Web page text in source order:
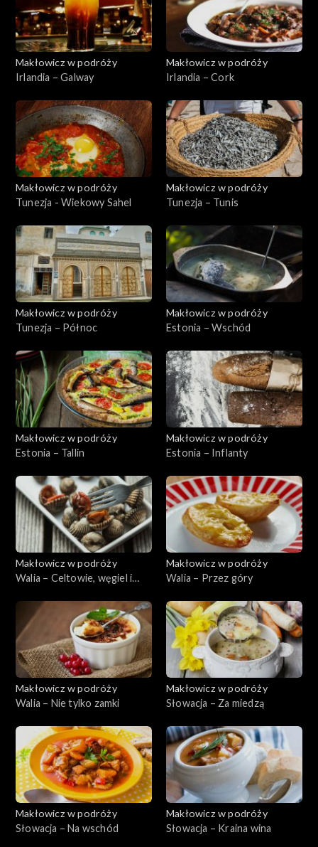
Makłowicz w podróży
Irlandia – Galway
Makłowicz w podróży
Irlandia – Cork
Makłowicz w podróży
Tunezja - Wiekowy Sahel
Makłowicz w podróży
Tunezja – Tunis
Makłowicz w podróży
Tunezja – Północ
Makłowicz w podróży
Estonia – Wschód
Makłowicz w podróży
Estonia – Tallin
Makłowicz w podróży
Estonia – Inflanty
Makłowicz w podróży
Walia – Celtowie, węgiel i
Makłowicz w podróży
Walia – Przez góry
Makłowicz w podróży
Walia – Nie tylko zamki
Makłowicz w podróży
Słowacja – Za miedzą
Makłowicz w podróży
Słowacja – Na wschód
Makłowicz w podróży
Słowacja – Kraina wina